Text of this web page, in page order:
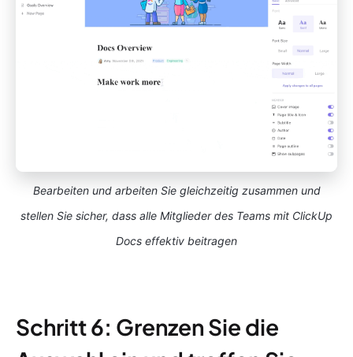
Bearbeiten und arbeiten Sie gleichzeitig zusammen und
stellen Sie sicher, dass alle Mitglieder des Teams mit ClickUp
Docs effektiv beitragen
Schritt 6: Grenzen Sie die